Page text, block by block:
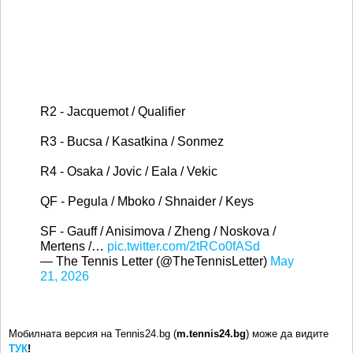
R2 - Jacquemot / Qualifier
R3 - Bucsa / Kasatkina / Sonmez
R4 - Osaka / Jovic / Eala / Vekic
QF - Pegula / Mboko / Shnaider / Keys
SF - Gauff / Anisimova / Zheng / Noskova /
Mertens /… pic.twitter.com/2tRCo0fASd
— The Tennis Letter (@TheTennisLetter) May
21, 2026
Мобилната версия на Tennis24.bg (m.tennis24.bg) може да видите
ТУК!